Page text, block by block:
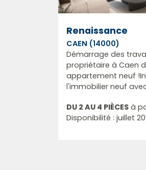
Renaissance
CAEN (14000)
Démarrage des
propriétaire à Caen
appartement neuf
l'immobilier neuf
DU 2 AU 4 PIÈCES à
Disponibilité : juillet